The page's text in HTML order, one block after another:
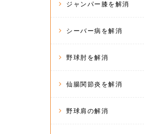
ジャンパー膝を解消
シーバー病を解消
野球肘を解消
仙腸関節炎を解消
野球肩の解消